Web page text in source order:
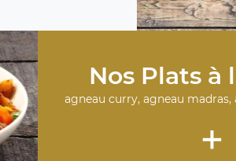
Nos Plats à
agneau curry, agneau madras,
+